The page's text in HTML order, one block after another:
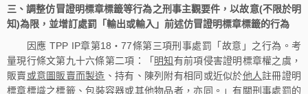
三、調整仿冒證明標章標籤等行為之刑事主觀要件，以故意(不限於明
知)為限，並增訂處罰「輸出或輸入」前述仿冒證明標章標籤的行為
因應 TPP IP章第18‧77條第三項刑事處罰「故意」之行為。考
量現行條文第九十六條第二項：「 明知有前項侵害證明標章權之虞，
販賣或意圖販賣而製造 、持有、陳列附有相同或近似於他人註冊證明
標章標識之標籤、包裝容器或其他物品者，亦同。」有關刑事處罰的